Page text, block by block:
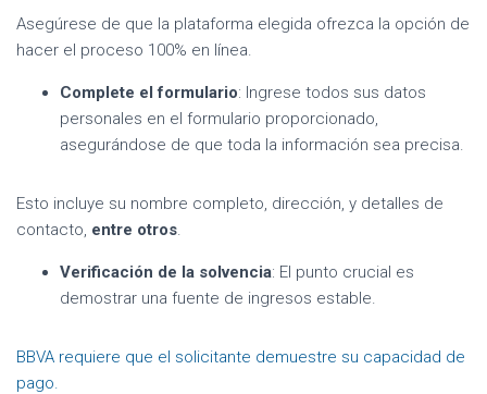
Asegúrese de que la plataforma elegida ofrezca la opción de
hacer el proceso 100% en línea.
Complete el formulario: Ingrese todos sus datos
personales en el formulario proporcionado,
asegurándose de que toda la información sea precisa.
Esto incluye su nombre completo, dirección, y detalles de
contacto, entre otros.
Verificación de la solvencia: El punto crucial es
demostrar una fuente de ingresos estable.
BBVA requiere que el solicitante demuestre su capacidad de
pago.